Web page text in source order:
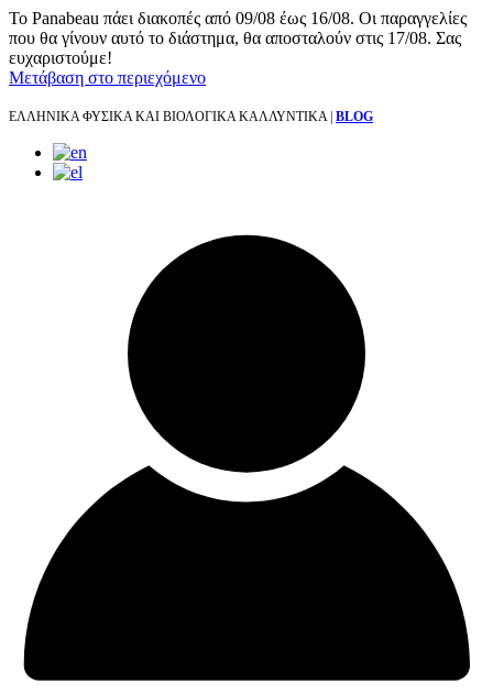
Το Panabeau πάει διακοπές από 09/08 έως 16/08. Οι παραγγελίες
που θα γίνουν αυτό το διάστημα, θα αποσταλούν στις 17/08. Σας
ευχαριστούμε!
Μετάβαση στο περιεχόμενο
ΕΛΛΗΝΙΚΑ ΦΥΣΙΚΑ ΚΑΙ ΒΙΟΛΟΓΙΚΑ ΚΑΛΛΥΝΤΙΚΑ | BLOG